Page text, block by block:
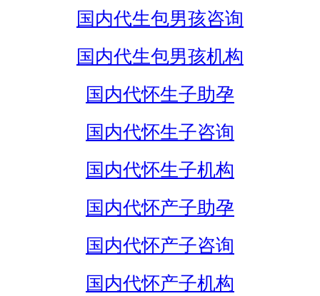
国内代生包男孩咨询
国内代生包男孩机构
国内代怀生子助孕
国内代怀生子咨询
国内代怀生子机构
国内代怀产子助孕
国内代怀产子咨询
国内代怀产子机构